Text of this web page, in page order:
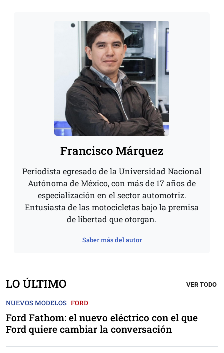
Francisco Márquez
Periodista egresado de la Universidad Nacional
Autónoma de México, con más de 17 años de
especialización en el sector automotriz.
Entusiasta de las motocicletas bajo la premisa
de libertad que otorgan.
Saber más del autor
LO ÚLTIMO VER TODO
NUEVOS MODELOS FORD
Ford Fathom: el nuevo eléctrico con el que
Ford quiere cambiar la conversación